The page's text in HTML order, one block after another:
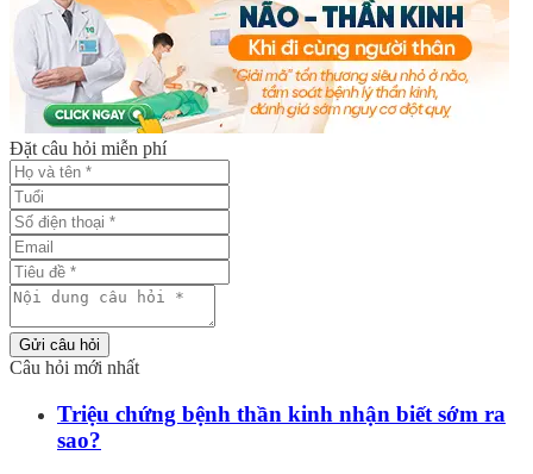
Đặt câu hỏi miễn phí
Gửi câu hỏi
Câu hỏi mới nhất
Triệu chứng bệnh thần kinh nhận biết sớm ra
sao?